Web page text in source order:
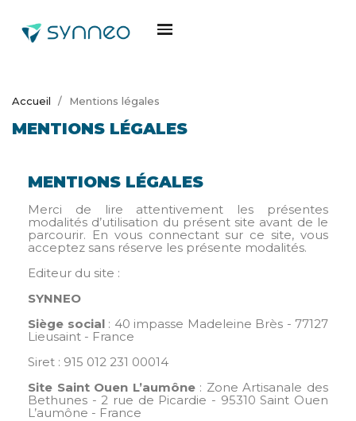
Accueil Mentions légales
MENTIONS LÉGALES
MENTIONS LÉGALES
Merci de lire attentivement les présentes
modalités d’utilisation du présent site avant de le
parcourir. En vous connectant sur ce site, vous
acceptez sans réserve les présente modalités.
Editeur du site :
SYNNEO
Siège social: 40 impasse Madeleine Brès - 77127
Lieusaint - France
Siret : 915 012 231 00014
Site Saint Ouen L’aumône: Zone Artisanale des
Bethunes - 2 rue de Picardie - 95310 Saint Ouen
L’aumône - France